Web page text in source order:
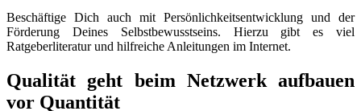
Beschäftige Dich auch mit Persönlichkeitsentwicklung und der
Förderung Deines Selbstbewusstseins. Hierzu gibt es viel
Ratgeberliteratur und hilfreiche Anleitungen im Internet.
Qualität geht beim Netzwerk aufbauen
vor Quantität